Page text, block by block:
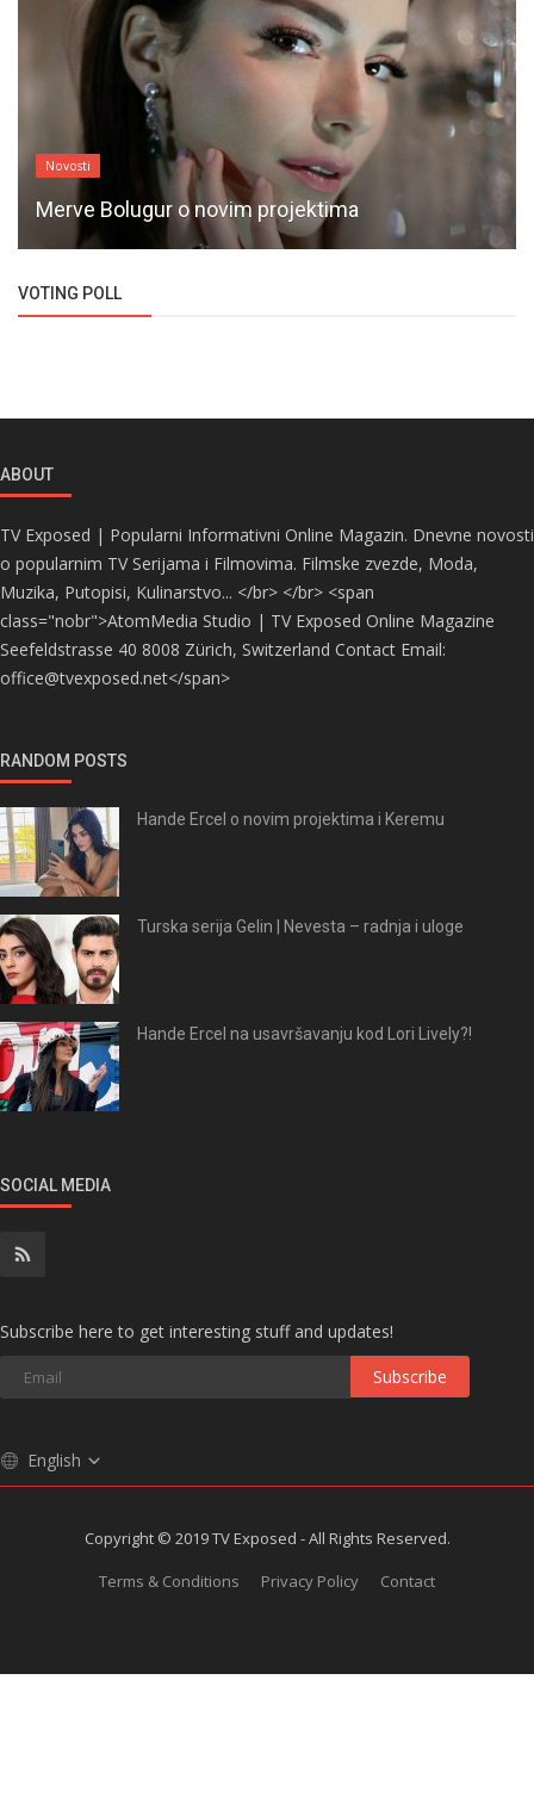
Novosti
Merve Bolugur o novim projektima
VOTING POLL
ABOUT
TV Exposed | Popularni Informativni Online Magazin. Dnevne novosti
o popularnim TV Serijama i Filmovima. Filmske zvezde, Moda,
Muzika, Putopisi, Kulinarstvo... </br> </br> <span
class="nobr">AtomMedia Studio | TV Exposed Online Magazine
Seefeldstrasse 40 8008 Zürich, Switzerland Contact Email:
office@tvexposed.net</span>
RANDOM POSTS
Hande Ercel o novim projektima i Keremu
Turska serija Gelin | Nevesta – radnja i uloge
Hande Ercel na usavršavanju kod Lori Lively?!
SOCIAL MEDIA
Subscribe here to get interesting stuff and updates!
Subscribe
English
Copyright © 2019 TV Exposed - All Rights Reserved.
Terms & Conditions
Privacy Policy Contact